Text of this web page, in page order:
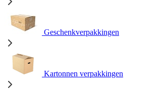
Geschenkverpakkingen
Kartonnen verpakkingen